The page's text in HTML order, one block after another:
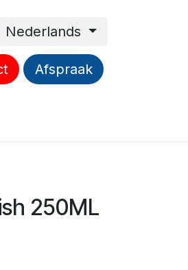
Nederlands
Afspraak
250ML